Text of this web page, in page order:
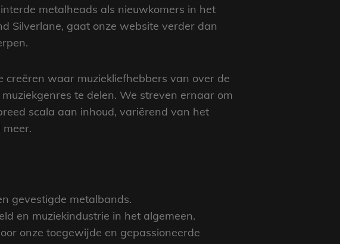
metalheads als nieuwkomers in het
Silverlane, gaat onze website verder dan
creëren waar muziekliefhebbers van over de
te delen. We streven ernaar om
scala aan inhoud, variërend van het
gevestigde metalbands.
en muziekindustrie in het algemeen.
onze toegewijde en gepassioneerde